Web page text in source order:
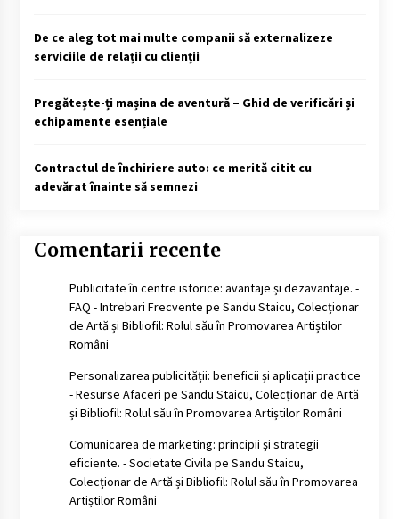
De ce aleg tot mai multe companii să externalizeze
serviciile de relații cu clienții
Pregătește-ți mașina de aventură – Ghid de verificări și
echipamente esențiale
Contractul de închiriere auto: ce merită citit cu
adevărat înainte să semnezi
Comentarii recente
Publicitate în centre istorice: avantaje și dezavantaje. -
FAQ - Intrebari Frecvente pe Sandu Staicu, Colecționar
de Artă și Bibliofil: Rolul său în Promovarea Artiștilor
Români
Personalizarea publicității: beneficii și aplicații practice
- Resurse Afaceri pe Sandu Staicu, Colecționar de Artă
și Bibliofil: Rolul său în Promovarea Artiștilor Români
Comunicarea de marketing: principii și strategii
eficiente. - Societate Civila pe Sandu Staicu,
Colecționar de Artă și Bibliofil: Rolul său în Promovarea
Artiștilor Români